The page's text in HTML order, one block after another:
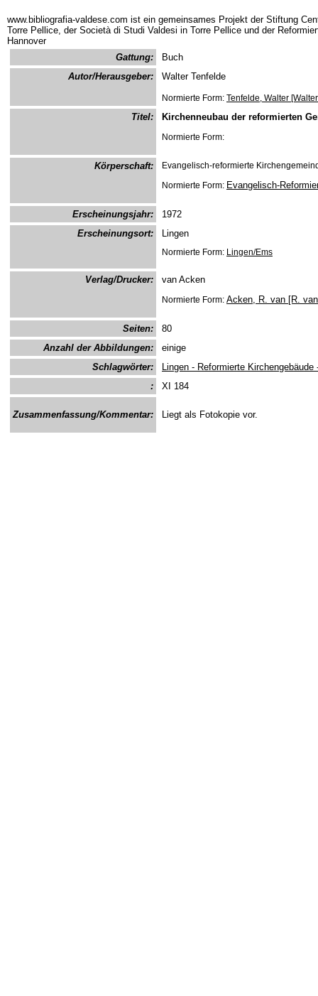
www.bibliografia-valdese.com ist ein gemeinsames Projekt der Stiftung
Torre Pellice, der Società di Studi Valdesi in Torre Pellice und der
Hannover
Gattung:
Buch
Autor/Herausgeber:
Walter Tenfelde
Normierte Form: Tenfelde, Walter
Titel: Kirchenneubau der reformierten
Normierte Form:
Körperschaft: Evangelisch-reformierte
Normierte Form: Evangelisch-
Erscheinungsjahr:
1972
Erscheinungsort:
Lingen
Normierte Form: Lingen/Ems
Verlag/Drucker: van Acken
Normierte Form: Acken, R. van [R.
Seiten:
80
Anzahl der Abbildungen:
einige
Schlagwörter:
Lingen - Reformierte Kirchengebäude
:
XI 184
Zusammenfassung/Kommentar: Liegt als Fotokopie vor.